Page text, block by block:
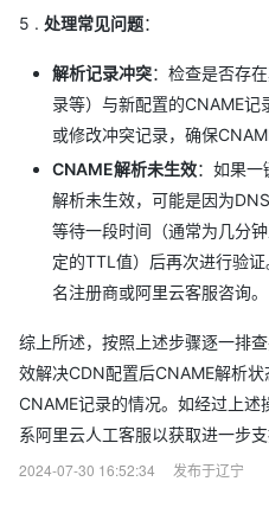
5 . 处理常见问题：
解析记录冲突：检查是否存
录等）与新配置的CNAME
或修改冲突记录，确保
CNAME解析未生效：如果
解析未生效，可能是因为
等待一段时间（通常为几分
定的TTL值）后再次进行验
名注册商或阿里云客服咨询。
综上所述，按照上述步骤逐一排
效解决CDN配置后CNAME解析状
CNAME记录的情况。如经过上
系阿里云人工客服以获取进一步支
2024-07-30 16:52:34
发布于辽宁